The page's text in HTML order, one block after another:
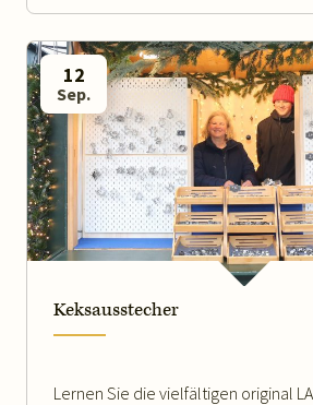
WEITERLESEN
12
Sep.
Keksausstecher
Lernen Sie die vielfältigen original